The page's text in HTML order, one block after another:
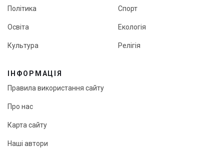
Політика
Освіта
Культура
Спорт
Екологія
Релігія
ІНФОРМАЦІЯ
Правила використання сайту
Про нас
Карта сайту
Наші автори